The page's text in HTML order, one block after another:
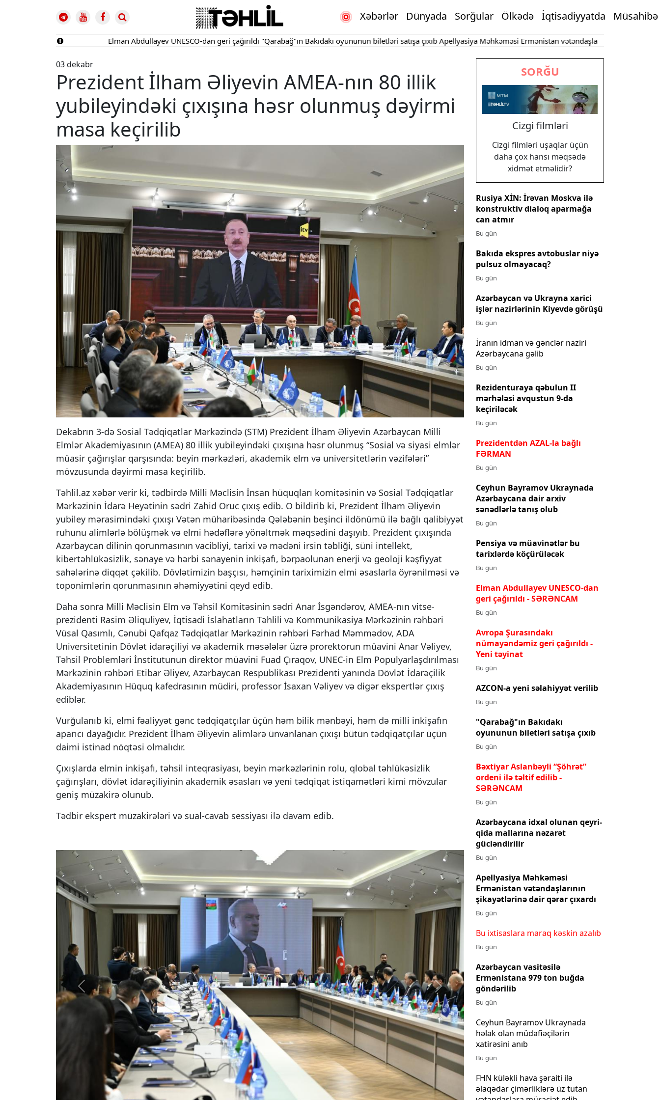
Xəbərlər Dünyada Sorğular Ölkədə İqtisadiyyatda Müsahibə
Elman Abdullayev UNESCO-dan geri çağırıldı "Qarabağ"ın Bakıdakı oyununun biletləri satışa çıxıb Apellyasiya Məhkəməsi Ermənistan vətəndaşlarının şikayətlərinə dair qərar
03 dekabr
Prezident İlham Əliyevin AMEA-nın 80 illik
yubileyindəki çıxışına həsr olunmuş dəyirmi
masa keçirilib
Dekabrın 3-də Sosial Tədqiqatlar Mərkəzində (STM) Prezident İlham Əliyevin Azərbaycan Milli
Elmlər Akademiyasının (AMEA) 80 illik yubileyindəki çıxışına həsr olunmuş “Sosial və siyasi elmlər
müasir çağırışlar qarşısında: beyin mərkəzləri, akademik elm və universitetlərin vəzifələri”
mövzusunda dəyirmi masa keçirilib.
Təhlil.az xəbər verir ki, tədbirdə Milli Məclisin İnsan hüquqları komitəsinin və Sosial Tədqiqatlar
Mərkəzinin İdarə Heyətinin sədri Zahid Oruc çıxış edib. O bildirib ki, Prezident İlham Əliyevin
yubiley mərasimindəki çıxışı Vətən müharibəsində Qələbənin beşinci ildönümü ilə bağlı qalibiyyət
ruhunu alimlərlə bölüşmək və elmi hədəflərə yönəltmək məqsədini daşıyıb. Prezident çıxışında
Azərbaycan dilinin qorunmasının vacibliyi, tarixi və mədəni irsin təbliği, süni intellekt,
kibertəhlükəsizlik, sənaye və hərbi sənayenin inkişafı, bərpaolunan enerji və geoloji kəşfiyyat
sahələrinə diqqət çəkilib. Dövlətimizin başçısı, həmçinin tariximizin elmi əsaslarla öyrənilməsi və
toponimlərin qorunmasının əhəmiyyətini qeyd edib.
Daha sonra Milli Məclisin Elm və Təhsil Komitəsinin sədri Anar İsgəndərov, AMEA-nın vitse-
prezidenti Rasim Əliquliyev, İqtisadi İslahatların Təhlili və Kommunikasiya Mərkəzinin rəhbəri
Vüsal Qasımlı, Cənubi Qafqaz Tədqiqatlar Mərkəzinin rəhbəri Fərhad Məmmədov, ADA
Universitetinin Dövlət idarəçiliyi və akademik məsələlər üzrə prorektorun müavini Anar Vəliyev,
Təhsil Problemləri İnstitutunun direktor müavini Fuad Çıraqov, UNEC-in Elm Populyarlaşdırılması
Mərkəzinin rəhbəri Etibar Əliyev, Azərbaycan Respublikası Prezidenti yanında Dövlət İdarəçilik
Akademiyasının Hüquq kafedrasının müdiri, professor İsaxan Vəliyev və digər ekspertlər çıxış
ediblər.
Vurğulanıb ki, elmi fəaliyyət gənc tədqiqatçılar üçün həm bilik mənbəyi, həm də milli inkişafın
aparıcı dayağıdır. Prezident İlham Əliyevin alimlərə ünvanlanan çıxışı bütün tədqiqatçılar üçün
daimi istinad nöqtəsi olmalıdır.
Çıxışlarda elmin inkişafı, təhsil inteqrasiyası, beyin mərkəzlərinin rolu, qlobal təhlükəsizlik
çağırışları, dövlət idarəçiliyinin akademik əsasları və yeni tədqiqat istiqamətləri kimi mövzular
geniş müzakirə olunub.
Tədbir ekspert müzakirələri və sual-cavab sessiyası ilə davam edib.
Previous Next
SORĞU
Cizgi filmləri
Cizgi filmləri uşaqlar üçün
daha çox hansı məqsədə
xidmət etməlidir?
Rusiya XİN: İrəvan Moskva ilə
konstruktiv dialoq aparmağa
can atmır
Bu gün
Bakıda ekspres avtobuslar niyə
pulsuz olmayacaq?
Bu gün
Azərbaycan və Ukrayna xarici
işlər nazirlərinin Kiyevdə görüşü
Bu gün
İranın idman və gənclər naziri
Azərbaycana gəlib
Bu gün
Rezidenturaya qəbulun II
mərhələsi avqustun 9-da
keçiriləcək
Bu gün
Prezidentdən AZAL-la bağlı
FƏRMAN
Bu gün
Ceyhun Bayramov Ukraynada
Azərbaycana dair arxiv
sənədlərlə tanış olub
Bu gün
Pensiya və müavinətlər bu
tarixlərdə köçürüləcək
Bu gün
Elman Abdullayev UNESCO-dan
geri çağırıldı - SƏRƏNCAM
Bu gün
Avropa Şurasındakı
nümayəndəmiz geri çağırıldı -
Yeni təyinat
Bu gün
AZCON-a yeni səlahiyyət verilib
Bu gün
"Qarabağ"ın Bakıdakı
oyununun biletləri satışa çıxıb
Bu gün
Bəxtiyar Aslanbəyli “Şöhrət”
ordeni ilə təltif edilib-
SƏRƏNCAM
Bu gün
Azərbaycana idxal olunan qeyri-
qida mallarına nəzarət
gücləndirilir
Bu gün
Apellyasiya Məhkəməsi
Ermənistan vətəndaşlarının
şikayətlərinə dair qərar çıxardı
Bu gün
Bu ixtisaslara maraq kəskin azalıb
Bu gün
Azərbaycan vasitəsilə
Ermənistana 979 ton buğda
göndərilib
Bu gün
Ceyhun Bayramov Ukraynada
həlak olan müdafiəçilərin
xatirəsini anıb
Bu gün
FHN küləkli hava şəraiti ilə
əlaqədar çimərliklərə üz tutan